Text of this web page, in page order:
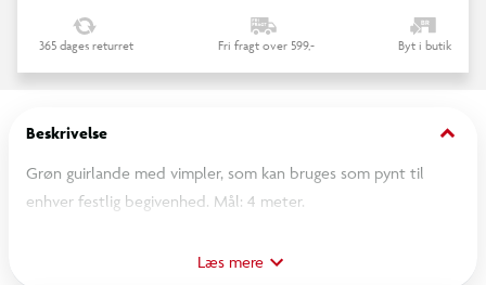
365 dages returret Fri fragt over 599,- Byt i butik
Beskrivelse keyboard_arrow_down
Grøn guirlande med vimpler, som kan bruges som pynt til
enhver festlig begivenhed. Mål: 4 meter.
Læs mere